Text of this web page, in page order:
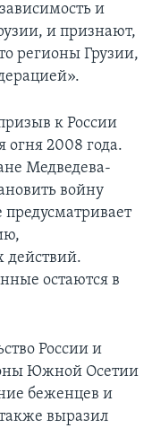
и
и признают,
регионы Грузии,
к России
огня 2008 года.
Медведева-
войну
действий.
остаются в
России и
Южной Осетии
беженцев и
выразил